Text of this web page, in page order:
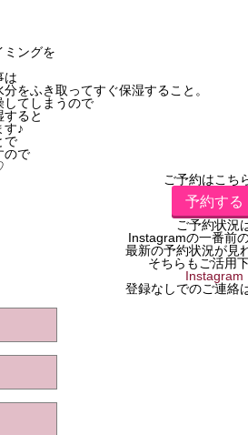
ミングを
は
をふき取ってすぐ保湿すること。
してしまうので
すると
す♪
で
ので
ご予約はこち
予約する
ご予約状況
Instagramの一番前
最新の予約状況が見
そちらもご活用
Instagram
登録なしでのご連絡